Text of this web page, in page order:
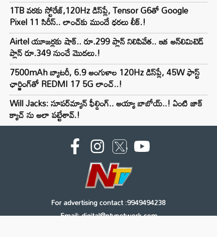
1TB వరకు స్టోరేజ్,120Hz డిస్‌ప్లే, Tensor G6తో Google
Pixel 11 సిరీస్.. లాంచ్⁭కు ముందే ధరలు లీక్.!
Airtel యూజర్లకు షాక్.. రూ.299 ప్లాన్ నిలిపివేత.. ఇక అన్‌లిమిటెడ్
ప్లాన్ రూ.349 నుంచే మొదలు.!
7500mAh బ్యాటరీ, 6.9 అంగుళాల 120Hz డిస్‌ప్లే, 45W ఫాస్ట్
ఛార్జింగ్‌తో REDMI 17 5G లాంచ్..!
Will Jacks: సూపర్‌మ్యాన్ ఫీల్డింగ్.. అయ్యా బాబోయ్..! ఏంటి జాక్
క్యాచ్ ను అలా పట్టేశావ్.!
For advertising contact :9949494238
Email: digital@ntvnetwork.com